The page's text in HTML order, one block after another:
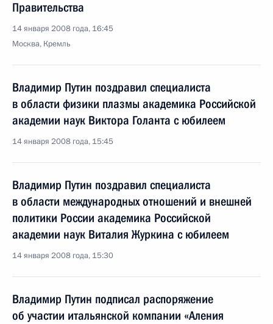
Правительства
14 января 2008 года, 16:45
Москва, Кремль
Владимир Путин поздравил специалиста
в области физики плазмы академика Российской
академии наук Виктора Голанта с юбилеем
14 января 2008 года, 15:45
Владимир Путин поздравил специалиста
в области международных отношений и внешней
политики России академика Российской
академии наук Виталия Журкина с юбилеем
14 января 2008 года, 15:30
Владимир Путин подписал распоряжение
об участии итальянской компании «Аления